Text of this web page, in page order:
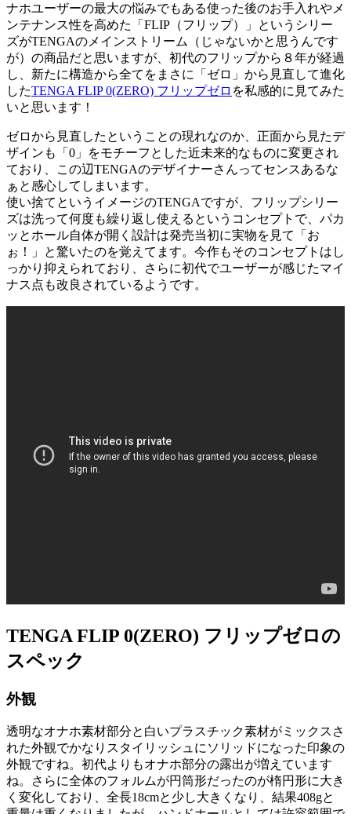
ナホユーザーの最大の悩みでもある使った後のお手入れやメ
ンテナンス性を高めた「FLIP（フリップ）」というシリー
ズがTENGAのメインストリーム（じゃないかと思うんです
が）の商品だと思いますが、初代のフリップから８年が経過
し、新たに構造から全てをまさに「ゼロ」から見直して進化
したTENGA FLIP 0(ZERO) フリップゼロ を私感的に見てみた
いと思います！
ゼロから見直したということの現れなのか、正面から見たデ
ザインも「0」をモチーフとした近未来的なものに変更され
ており、この辺TENGAのデザイナーさんってセンスあるな
ぁと感心してしまいます。
使い捨てというイメージのTENGAですが、フリップシリー
ズは洗って何度も繰り返し使える というコンセプトで、パカ
ッとホール自体が開く設計は発売当初に実物を見て「お
ぉ！」と驚いたのを覚えてます。今作もそのコンセプトはし
っかり抑えられており、さらに初代でユーザーが感じたマイ
ナス点も改良されているようです。
TENGA FLIP 0(ZERO) フリップゼロの
スペック
外観
透明なオナホ素材部分と白いプラスチック素材がミックスさ
れた外観でかなりスタイリッシュにソリッドになった印象の
外観ですね。初代よりもオナホ部分の露出が増えています
ね。さらに全体のフォルムが円筒形だったのが楕円形に大き
く変化しており、全長18cmと少し大きくなり、結果408gと